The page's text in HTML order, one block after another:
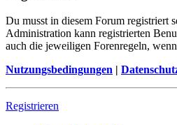
Du musst in diesem Forum registriert
Administration kann registrierten
auch die jeweiligen Forenregeln,
Nutzungsbedingungen |
Registrieren